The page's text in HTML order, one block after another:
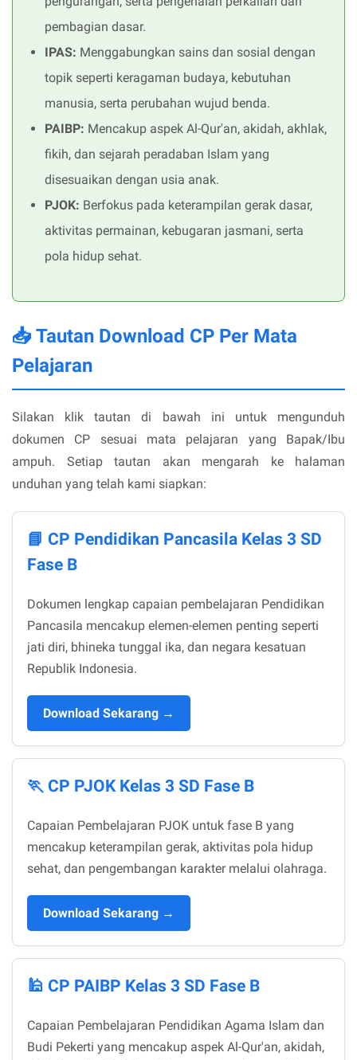
pembagian dasar.
IPAS: Menggabungkan sains dan sosial dengan
topik seperti keragaman budaya, kebutuhan
manusia, serta perubahan wujud benda.
PAIBP: Mencakup aspek Al-Qur'an, akidah, akhlak,
fikih, dan sejarah peradaban Islam yang
disesuaikan dengan usia anak.
PJOK: Berfokus pada keterampilan gerak dasar,
aktivitas permainan, kebugaran jasmani, serta
pola hidup sehat.
📥 Tautan Download CP Per Mata
Pelajaran
Silakan klik tautan di bawah ini untuk mengunduh
dokumen CP sesuai mata pelajaran yang Bapak/Ibu
ampuh. Setiap tautan akan mengarah ke halaman
unduhan yang telah kami siapkan:
📘 CP Pendidikan Pancasila Kelas 3 SD
Fase B
Dokumen lengkap capaian pembelajaran Pendidikan
Pancasila mencakup elemen-elemen penting seperti
jati diri, bhineka tunggal ika, dan negara kesatuan
Republik Indonesia.
Download Sekarang →
🏃 CP PJOK Kelas 3 SD Fase B
Capaian Pembelajaran PJOK untuk fase B yang
mencakup keterampilan gerak, aktivitas pola hidup
sehat, dan pengembangan karakter melalui olahraga.
Download Sekarang →
🕌 CP PAIBP Kelas 3 SD Fase B
Capaian Pembelajaran Pendidikan Agama Islam dan
Budi Pekerti yang mencakup aspek Al-Qur'an, akidah,